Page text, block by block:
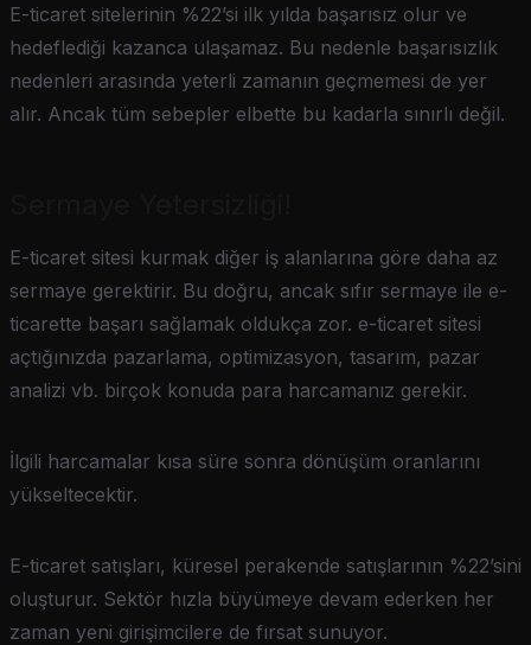
E-ticaret sitelerinin %22’si ilk yılda başarısız olur ve
hedeflediği kazanca ulaşamaz. Bu nedenle başarısızlık
nedenleri arasında yeterli zamanın geçmemesi de yer
alır. Ancak tüm sebepler elbette bu kadarla sınırlı değil.
E-ticaret sitesi kurmak diğer iş alanlarına göre daha az
sermaye gerektirir. Bu doğru, ancak sıfır sermaye ile e-
ticarette başarı sağlamak oldukça zor. e-ticaret sitesi
açtığınızda pazarlama, optimizasyon, tasarım, pazar
analizi vb. birçok konuda para harcamanız gerekir.
İlgili harcamalar kısa süre sonra dönüşüm oranlarını
yükseltecektir.
E-ticaret satışları, küresel perakende satışlarının %22’sini
oluşturur. Sektör hızla büyümeye devam ederken her
zaman yeni girişimcilere de fırsat sunuyor.